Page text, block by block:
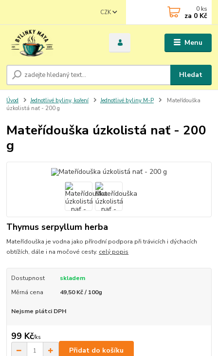
Menu
CZK
Hledat
0 ks
za 0 Kč
Úvod Jednotlivé byliny, koření Jednotlivé byliny M-P
Mateřídouška
úzkolistá nať - 200 g
Mateřídouška úzkolistá nať - 200
g
Thymus serpyllum herba
Mateřídouška je vodna jako přírodní podpora při trávicích i dýchacích
obtížích, dále i na močové cesty. celý popis
Dostupnost
skladem
Měrná cena
49,50 Kč / 100g
Nejsme plátci DPH
99 Kč/ks
Přidat do košíku